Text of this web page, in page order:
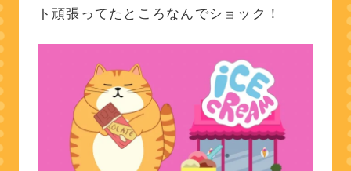
ト頑張ってたところなんでショック！